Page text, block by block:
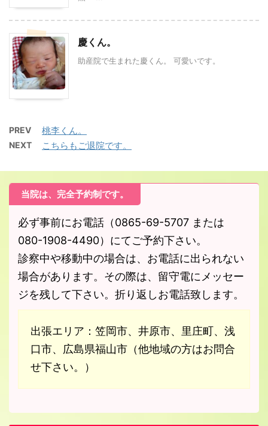
慶くん。
助産院で生まれた慶くん。 可愛いです。
PREV 桃李くん。
NEXT こちらもご退院です。
当院は、完全予約制です。
必ず事前にお電話（0865-69-5707 または
080-1908-4490）にてご予約下さい。
診察中や移動中の場合は、お電話に出られない
場合があります。その際は、留守電にメッセー
ジを残して下さい。折り返しお電話致します。
出張エリア：笠岡市、井原市、里庄町、浅
口市、広島県福山市（他地域の方はお問合
せ下さい。）